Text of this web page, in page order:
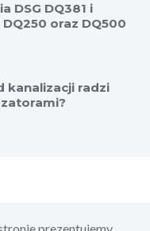
DSG DQ381 i
oraz DQ500
kanalizacji radzi